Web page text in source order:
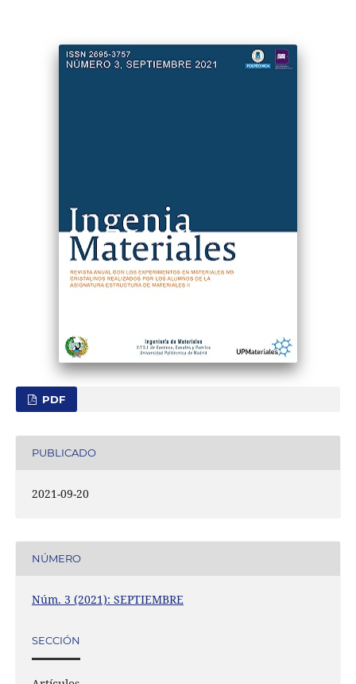
PDF
PUBLICADO
2021-09-20
NÚMERO
Núm. 3 (2021): SEPTIEMBRE
SECCIÓN